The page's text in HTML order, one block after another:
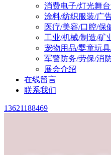
消费电子/灯光舞
涂料/纺织服装/广
医疗/美容/口腔/保
工业/机械/制造/矿
宠物用品/婴童玩
军警防务/劳保/消
展会介绍
在线留言
联系我们
13621188469